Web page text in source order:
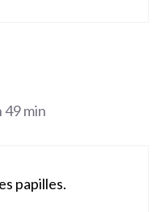
49 min
papilles.